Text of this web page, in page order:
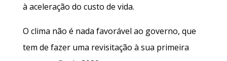
à aceleração do custo de vida.
O clima não é nada favorável ao governo, que
tem de fazer uma revisitação à sua primeira